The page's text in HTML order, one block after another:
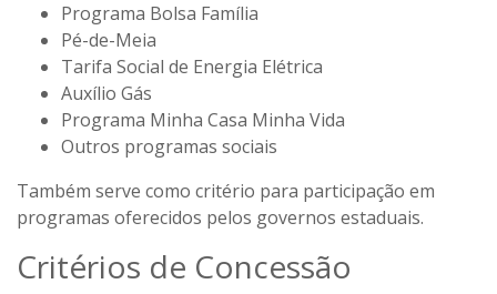
Programa Bolsa Família
Pé-de-Meia
Tarifa Social de Energia Elétrica
Auxílio Gás
Programa Minha Casa Minha Vida
Outros programas sociais
Também serve como critério para participação em
programas oferecidos pelos governos estaduais.
Critérios de Concessão